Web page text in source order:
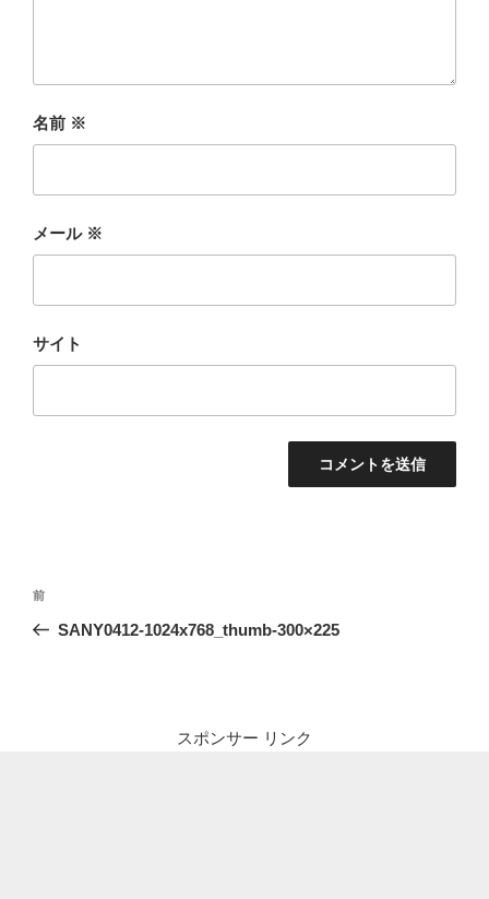
名前 ※
メール ※
サイト
投
ナ
前
の
前
SANY0412-1024x768_thumb-300×225
スポンサー リンク